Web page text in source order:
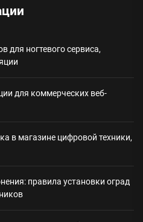
для ногтевого сервиса,
для коммерческих веб-
в магазине цифровой техники,
правила установки оград